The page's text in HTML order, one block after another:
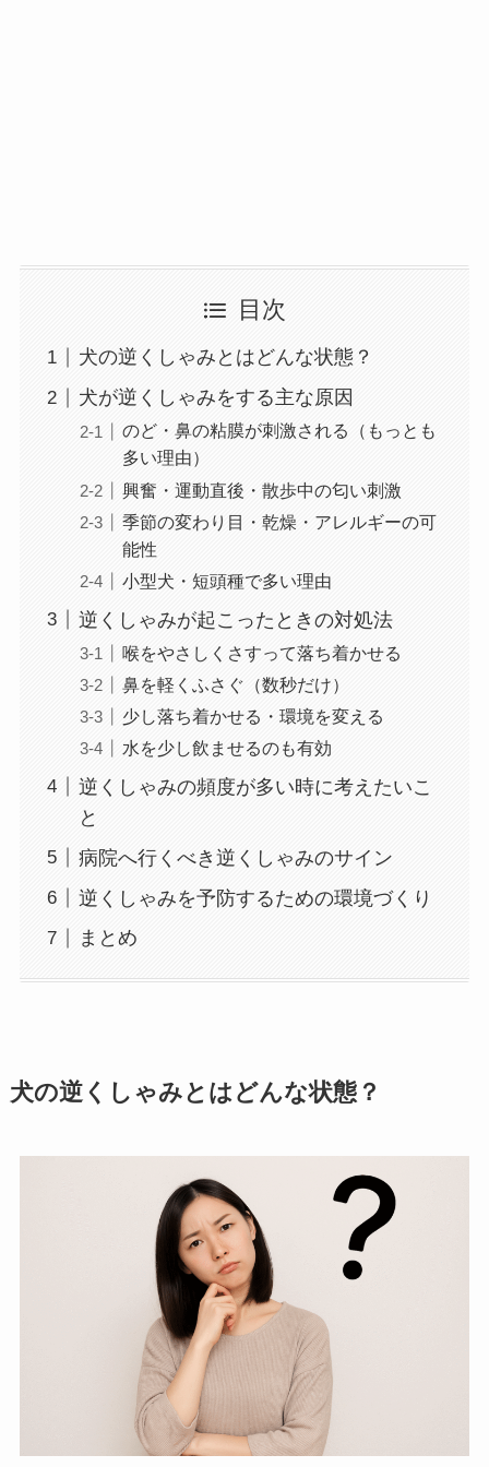
目次
犬の逆くしゃみとはどんな状態？
犬が逆くしゃみをする主な原因
のど・鼻の粘膜が刺激される（もっとも
多い理由）
興奮・運動直後・散歩中の匂い刺激
季節の変わり目・乾燥・アレルギーの可
能性
小型犬・短頭種で多い理由
逆くしゃみが起こったときの対処法
喉をやさしくさすって落ち着かせる
鼻を軽くふさぐ（数秒だけ）
少し落ち着かせる・環境を変える
水を少し飲ませるのも有効
逆くしゃみの頻度が多い時に考えたいこ
と
病院へ行くべき逆くしゃみのサイン
逆くしゃみを予防するための環境づくり
まとめ
犬の逆くしゃみとはどんな状態？